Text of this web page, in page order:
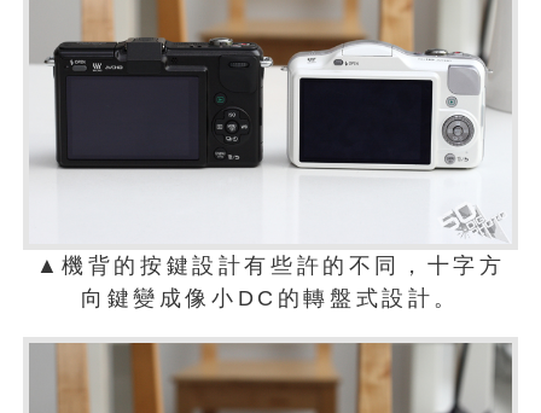
▲機背的按鍵設計有些許的不同，十字方
向鍵變成像小DC的轉盤式設計。